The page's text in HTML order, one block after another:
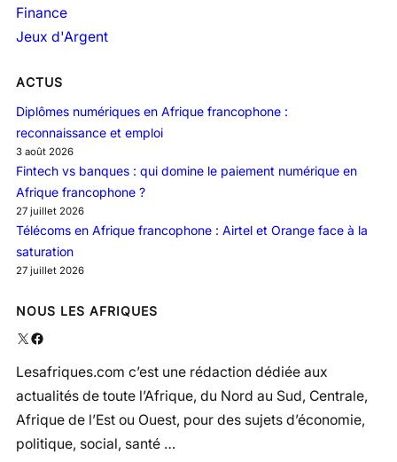
Finance
Jeux d'Argent
ACTUS
Diplômes numériques en Afrique francophone :
reconnaissance et emploi
3 août 2026
Fintech vs banques : qui domine le paiement numérique en
Afrique francophone ?
27 juillet 2026
Télécoms en Afrique francophone : Airtel et Orange face à la
saturation
27 juillet 2026
NOUS LES AFRIQUES
X Facebook
Lesafriques.com c’est une rédaction dédiée aux
actualités de toute l’Afrique, du Nord au Sud, Centrale,
Afrique de l’Est ou Ouest, pour des sujets d’économie,
politique, social, santé …